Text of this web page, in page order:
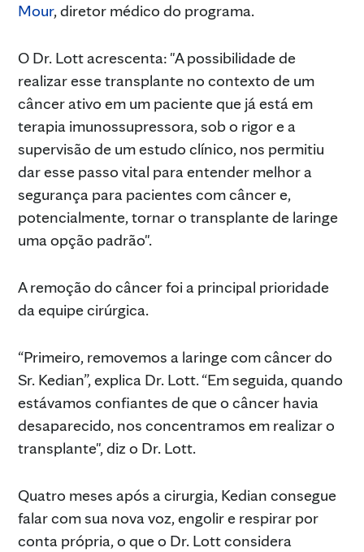
Mour, diretor médico do programa.
O Dr. Lott acrescenta: "A possibilidade de
realizar esse transplante no contexto de um
câncer ativo em um paciente que já está em
terapia imunossupressora, sob o rigor e a
supervisão de um estudo clínico, nos permitiu
dar esse passo vital para entender melhor a
segurança para pacientes com câncer e,
potencialmente, tornar o transplante de laringe
uma opção padrão".
A remoção do câncer foi a principal prioridade
da equipe cirúrgica.
“Primeiro, removemos a laringe com câncer do
Sr. Kedian”, explica Dr. Lott. “Em seguida, quando
estávamos confiantes de que o câncer havia
desaparecido, nos concentramos em realizar o
transplante", diz o Dr. Lott.
Quatro meses após a cirurgia, Kedian consegue
falar com sua nova voz, engolir e respirar por
conta própria, o que o Dr. Lott considera